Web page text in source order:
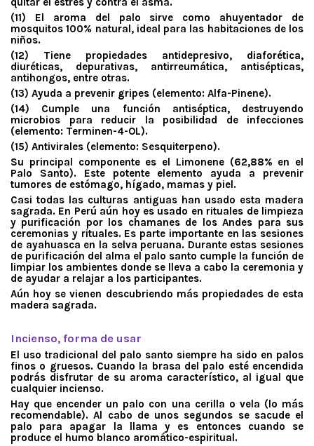
(11) El aroma del palo sirve como ahuyentador de
mosquitos 100% natural, ideal para las habitaciones de los
niños.
(12) Tiene propiedades antidepresivo, diaforética,
diuréticas, depurativas, antirreumática, antisépticas,
antihongos, entre otras.
(13) Ayuda a prevenir gripes (elemento: Alfa-Pinene).
(14) Cumple una función antiséptica, destruyendo
microbios para reducir la posibilidad de infecciones
(elemento: Terminen-4-OL).
(15) Antivirales (elemento: Sesquiterpeno).
Su principal componente es el Limonene (62,88% en el
Palo Santo). Este potente elemento ayuda a prevenir
tumores de estómago, hígado, mamas y piel.
Casi todas las culturas antiguas han usado esta madera
sagrada. En Perú aún hoy es usado en rituales de limpieza
y purificación por los chamanes de los Andes para sus
ceremonias y rituales. Es parte importante en las sesiones
de ayahuasca en la selva peruana. Durante estas sesiones
de purificación del alma el palo santo cumple la función de
limpiar los ambientes donde se lleva a cabo la ceremonia y
de ayudar a relajar a los participantes.
Aún hoy se vienen descubriendo más propiedades de esta
madera sagrada.
Incienso, forma de usar
El uso tradicional del palo santo siempre ha sido en palos
finos o gruesos. Cuando la brasa del palo esté encendida
podrás disfrutar de su aroma característico, al igual que
cualquier incienso.
Hay que encender un palo con una cerilla o vela (lo más
recomendable). Al cabo de unos segundos se sacude el
palo para apagar la llama y es entonces cuando se
produce el humo blanco aromático-espiritual.